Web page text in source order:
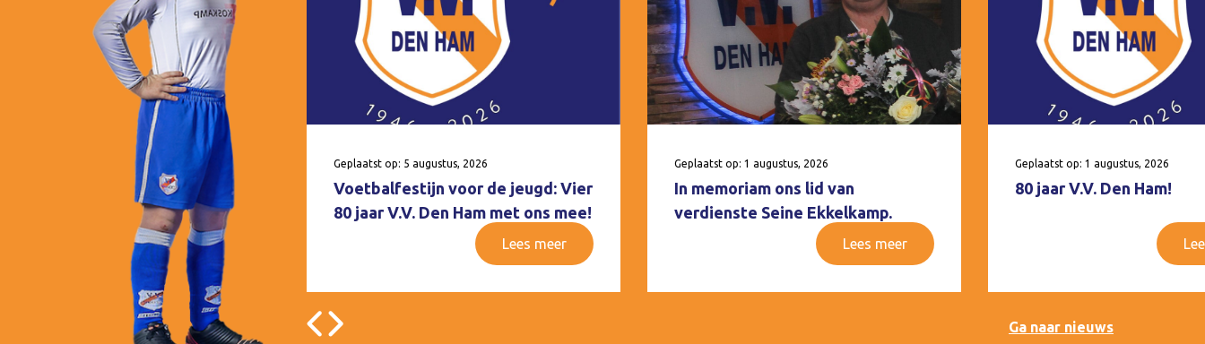
Geplaatst op: 5 augustus, 2026
Voetbalfestijn voor de jeugd: Vier
80 jaar V.V. Den Ham met ons mee!
Lees meer
Geplaatst op: 1 augustus, 2026
In memoriam ons lid van
verdienste Seine Ekkelkamp.
Lees meer
Geplaatst op: 1 augustus, 2026
80 jaar V.V. Den Ham!
Ga naar nieuws